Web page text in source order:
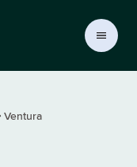
Ventura